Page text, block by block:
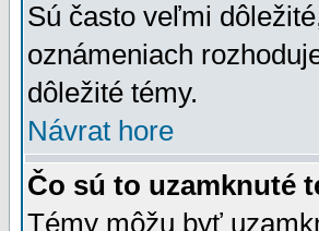
Sú často veľmi
oznámeniach
dôležité témy.
Návrat hore
Čo sú to uzamknuté
Témy môžu byť